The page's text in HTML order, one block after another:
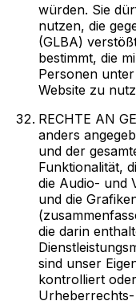
würden. Sie
nutzen, die
(GLBA)
bestimmt, die
Personen
Website zu
RECHTE AN
anders
und der
Funktionalität,
die Audio- und
und die
die darin
sind unser
kontrolliert